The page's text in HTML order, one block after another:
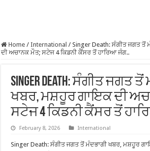
Home / International / Singer Death: ਸੰਗੀਤ ਜਗਤ
ਦੀ ਅਚਾਨਕ ਮੌਤ; ਸਟੇਜ 4 ਕਿਡਨੀ ਕੈਂਸਰ ਤੋਂ ਹਾਰਿਆ ਜੰਗ..
Singer Death: ਸੰਗੀਤ ਜਗਤ ਤੋਂ
ਖਬਰ, ਮਸ਼ਹੂਰ ਗਾਇਕ ਦੀ
ਸਟੇਜ 4 ਕਿਡਨੀ ਕੈਂਸਰ ਤੋਂ
February 8, 2026 International
Singer Death: ਸੰਗੀਤ ਜਗਤ ਤੋਂ ਮੰਦਭਾਗੀ ਖਬਰ, ਮਸ਼ਹੂਰ